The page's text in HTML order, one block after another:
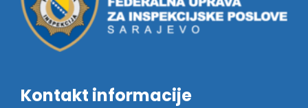
Kontakt informacije